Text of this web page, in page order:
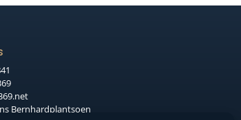
Bernhardplantsoen